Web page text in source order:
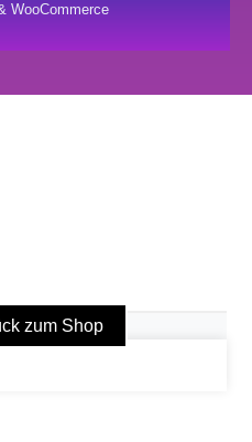
WooCommerce
zum Shop